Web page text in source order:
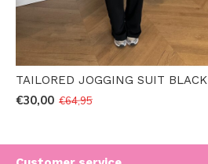
TAILORED JOGGING SUIT BLACK
€30,00 €64,95